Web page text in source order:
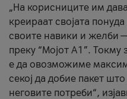
„На корисниците им
креираат својата
своите навики и желби
преку “Мојот А1”.
е да овозможиме
секој да добие пакет
неговите потреби“,